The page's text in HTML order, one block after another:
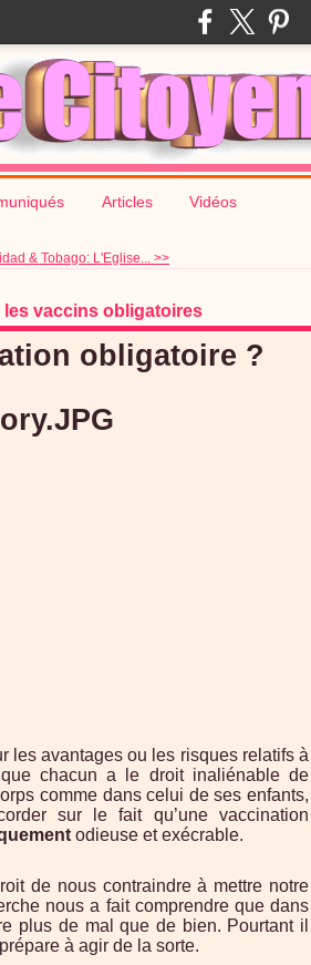
Articles Vidéos
& Tobago: L'Eglise... >>
les vaccins obligatoires
obligatoire ?
les avantages ou les risques relatifs à
chacun a le droit inaliénable de
comme dans celui de ses enfants,
sur le fait qu’une vaccination
odieuse et exécrable.
de nous contraindre à mettre notre
nous a fait comprendre que dans
plus de mal que de bien. Pourtant il
à agir de la sorte.